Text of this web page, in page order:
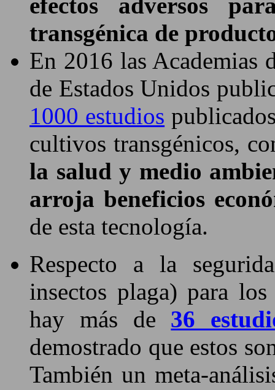
transgénica de
En 2016 las Academias
de Estados Unidos
1000 estudios
cultivos transgénicos,
la salud y medio
arroja beneficios
de esta tecnología.
Respecto a la
insectos plaga) para
hay más de 36
demostrado que estos
También un meta-